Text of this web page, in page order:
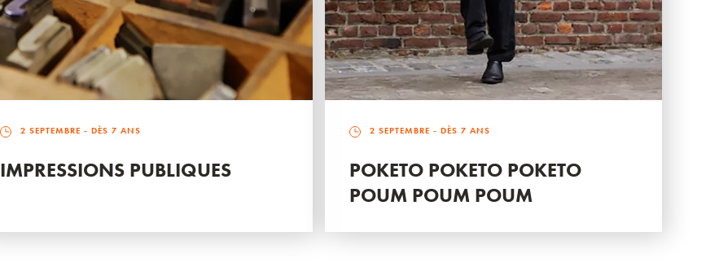
2 SEPTEMBRE - DÈS 7 ANS
IMPRESSIONS PUBLIQUES
2 SEPTEMBRE - DÈS 7 ANS
POKETO POKETO POKETO
POUM POUM POUM